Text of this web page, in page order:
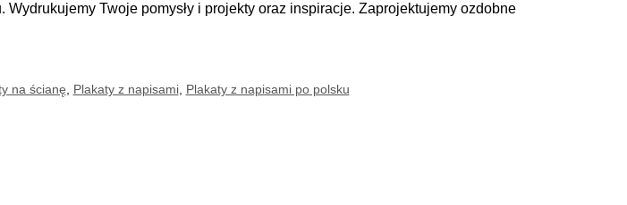
Twoje pomysły i projekty oraz inspiracje. Zaprojektujemy ozdobne
na ścianę, Plakaty z napisami, Plakaty z napisami po polsku